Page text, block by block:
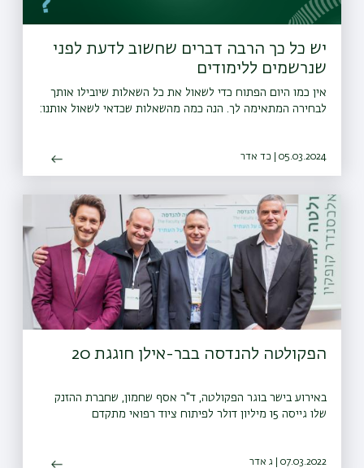
יש כל כך הרבה דברים שחשוב לדעת לפני
שנרשמים ללימודים
אין כמו היום הפתוח כדי לשאול את כל השאלות שיובילו אותך
לבחירה המתאימה לך. הנה כמה מהשאלות שכדאי לשאול אותנו:
05.03.2024 | כד אדר
הפקולטה להנדסה בבר-אילן חוגגת 20
באירוע בישר בוגר הפקולטה, ד"ר אסף שחמון, שחברת ההזנק
שלו גייסה 15 מיליון דולר לפיתוח ציוד רפואי מתקדם
07.03.2022 | ג אדר